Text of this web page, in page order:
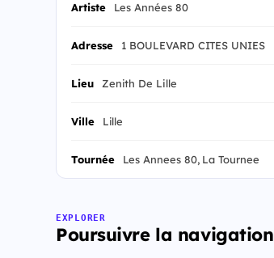
Artiste Les Années 80
Adresse 1 BOULEVARD CITES UNIES
Lieu Zenith De Lille
Ville Lille
Tournée Les Annees 80, La Tournee
EXPLORER
Poursuivre la navigation